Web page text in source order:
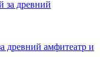
древний амфитеатр и